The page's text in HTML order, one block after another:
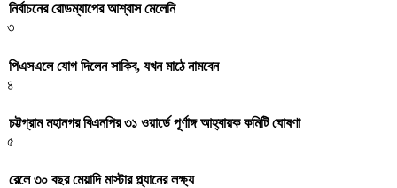
নির্বাচনের রোডম্যাপের আশ্বাস মেলেনি
৩
পিএসএলে যোগ দিলেন সাকিব, যখন মাঠে নামবেন
৪
চট্টগ্রাম মহানগর বিএনপির ৩১ ওয়ার্ডে পূর্ণাঙ্গ আহ্বায়ক কমিটি ঘোষণা
৫
রেলে ৩০ বছর মেয়াদি মাস্টার প্ল্যানের লক্ষ্য